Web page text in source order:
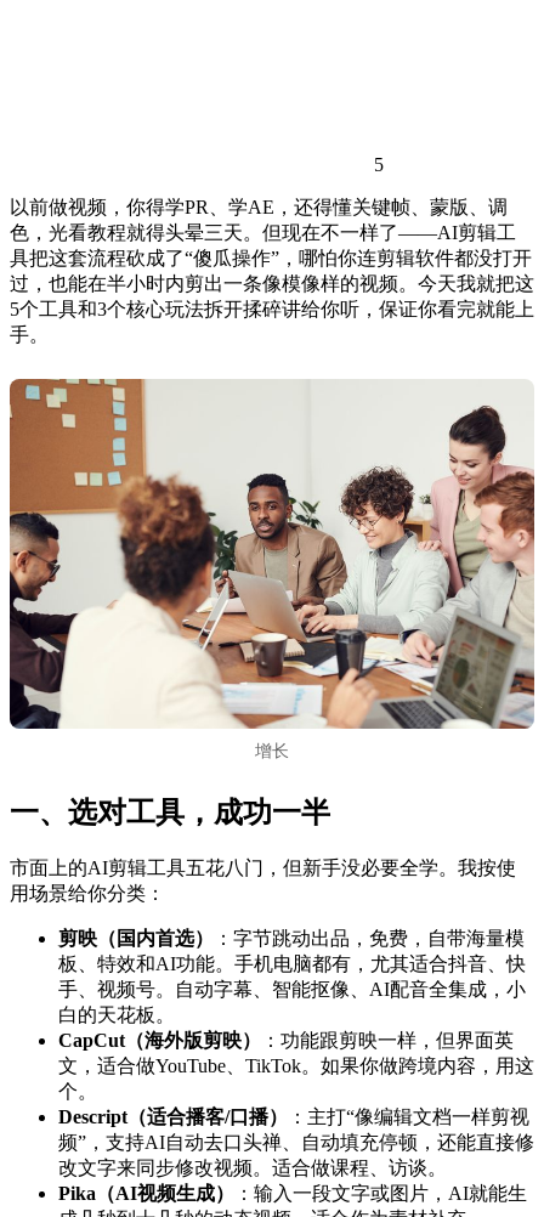
5
以前做视频，你得学PR、学AE，还得懂关键帧、蒙版、调
色，光看教程就得头晕三天。但现在不一样了——AI剪辑工
具把这套流程砍成了“傻瓜操作”，哪怕你连剪辑软件都没打开
过，也能在半小时内剪出一条像模像样的视频。今天我就把这
5个工具和3个核心玩法拆开揉碎讲给你听，保证你看完就能上
手。
增长
一、选对工具，成功一半
市面上的AI剪辑工具五花八门，但新手没必要全学。我按使
用场景给你分类：
剪映（国内首选）
：字节跳动出品，免费，自带海量模
板、特效和AI功能。手机电脑都有，尤其适合抖音、快
手、视频号。自动字幕、智能抠像、AI配音全集成，小
白的天花板。
CapCut（海外版剪映）
：功能跟剪映一样，但界面英
文，适合做YouTube、TikTok。如果你做跨境内容，用这
个。
Descript（适合播客/口播）
：主打“像编辑文档一样剪视
频”，支持AI自动去口头禅、自动填充停顿，还能直接修
改文字来同步修改视频。适合做课程、访谈。
Pika（AI视频生成）
：输入一段文字或图片，AI就能生